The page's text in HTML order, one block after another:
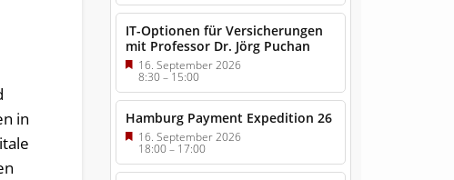
in
IT-Optionen für Versicherungen
mit Professor Dr. Jörg Puchan
16. September 2026
8:30–15:00
Hamburg Payment Expedition 26
16. September 2026
18:00– 17:00